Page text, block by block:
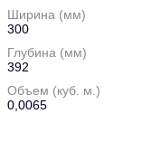
Ширина (мм)
300
Глубина (мм)
392
Объем (куб. м.)
0,0065